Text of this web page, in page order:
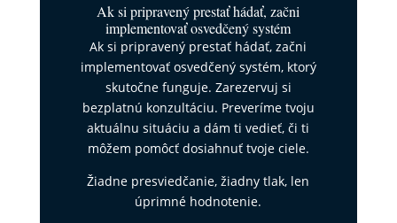
Ak si pripravený prestať hádať, začni
implementovať osvedčený systém
Ak si pripravený prestať hádať, začni
implementovať osvedčený systém, ktorý
skutočne funguje. Zarezervuj si
bezplatnú konzultáciu. Preveríme tvoju
aktuálnu situáciu a dám ti vedieť, či ti
môžem pomôcť dosiahnuť tvoje ciele.
Žiadne presviedčanie, žiadny tlak, len
úprimné hodnotenie.